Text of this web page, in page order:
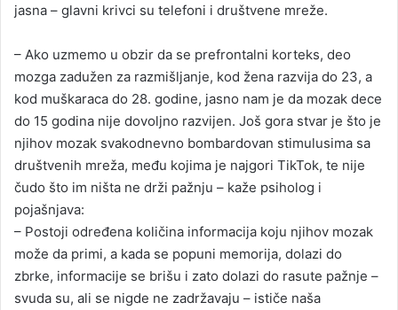
jasna – glavni krivci su telefoni i društvene mreže.
– Ako uzmemo u obzir da se prefrontalni korteks, deo
mozga zadužen za razmišljanje, kod žena razvija do 23, a
kod muškaraca do 28. godine, jasno nam je da mozak dece
do 15 godina nije dovoljno razvijen. Još gora stvar je što je
njihov mozak svakodnevno bombardovan stimulusima sa
društvenih mreža, među kojima je najgori TikTok, te nije
čudo što im ništa ne drži pažnju – kaže psiholog i
pojašnjava:
– Postoji određena količina informacija koju njihov mozak
može da primi, a kada se popuni memorija, dolazi do
zbrke, informacije se brišu i zato dolazi do rasute pažnje –
svuda su, ali se nigde ne zadržavaju – ističe naša